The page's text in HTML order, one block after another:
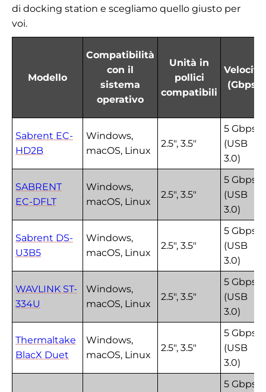
di docking station e scegliamo quello giusto per
voi.
Modello
Compatibilità
con il
sistema
operativo
Unità in
pollici
compatibili
Velocità
(Gbps)
Sabrent EC-
HD2B
Windows,
macOS, Linux
2.5", 3.5"
5 Gbps
(USB
3.0)
SABRENT
EC-DFLT
Windows,
macOS, Linux
2.5", 3.5"
5 Gbps
(USB
3.0)
Sabrent DS-
U3B5
Windows,
macOS, Linux
2.5", 3.5"
5 Gbps
(USB
3.0)
WAVLINK ST-
334U
Windows,
macOS, Linux
2.5", 3.5"
5 Gbps
(USB
3.0)
Thermaltake
BlacX Duet
Windows,
macOS, Linux
2.5", 3.5"
5 Gbps
(USB
3.0)
5 Gbps